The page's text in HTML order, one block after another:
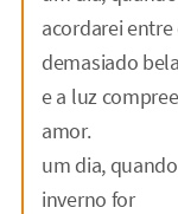
acordarei
demasiado
e a luz
amor.
um dia,
inverno for